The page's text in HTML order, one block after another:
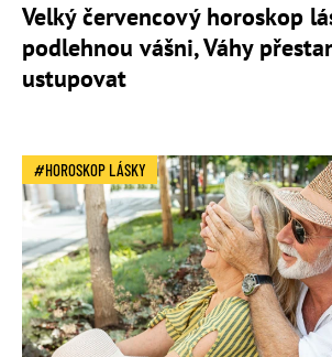
Velký červencový horoskop
podlehnou vášni, Váhy
ustupovat
HOROSKOP LÁSKY